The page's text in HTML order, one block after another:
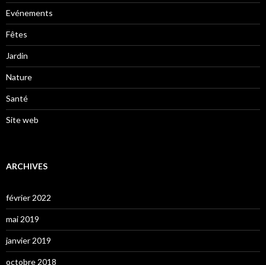
Evénements
Fêtes
Jardin
Nature
Santé
Site web
ARCHIVES
février 2022
mai 2019
janvier 2019
octobre 2018